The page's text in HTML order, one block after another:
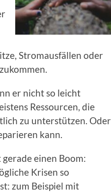
Stromausfällen oder
er nicht so leicht
Ressourcen, die
zu unterstützen. Oder
kann.
einen Boom:
Krisen so
zum Beispiel mit